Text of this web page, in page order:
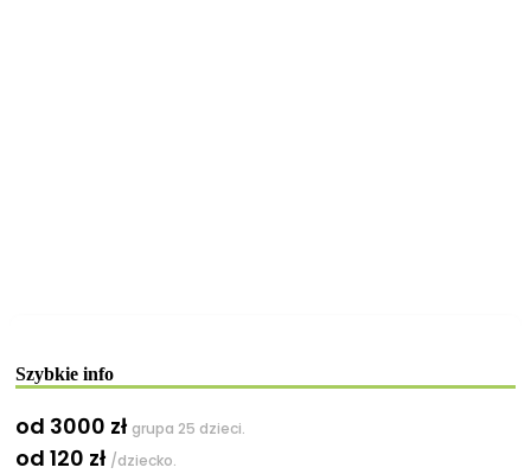
Szybkie info
od 3000 zł grupa 25 dzieci.
od 120 zł /dziecko.